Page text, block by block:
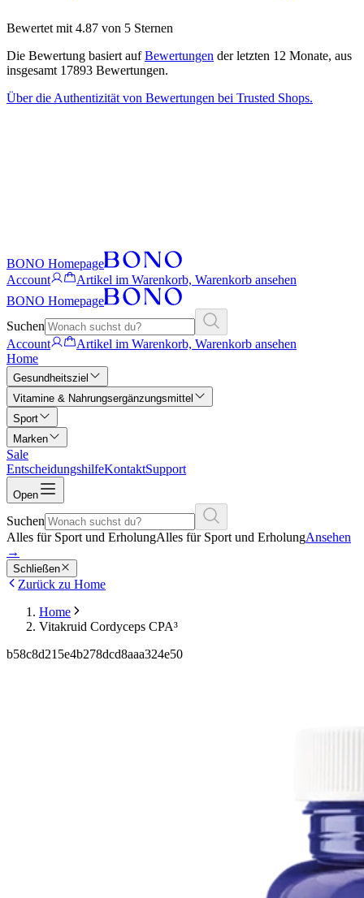
Bewertet mit 4.87 von 5 Sternen
Die Bewertung basiert aufBewertungen der letzten 12 Monate, aus
insgesamt 17893 Bewertungen.
Über die Authentizität von Bewertungen bei Trusted Shops.
BONO Homepage
Account
Artikel im Warenkorb, Warenkorb ansehen
BONO Homepage
Suchen
Account
Artikel im Warenkorb, Warenkorb ansehen
Home
Gesundheitsziel
Vitamine & Nahrungsergänzungsmittel
Sport
Marken
Sale
EntscheidungshilfeKontaktSupport
Open
Suchen
Alles für Sport und ErholungAlles für Sport und ErholungAnsehen
→
Schließen
Zurück zu Home
Home
Vitakruid Cordyceps CPA³
b58c8d215e4b278dcd8aaa324e50